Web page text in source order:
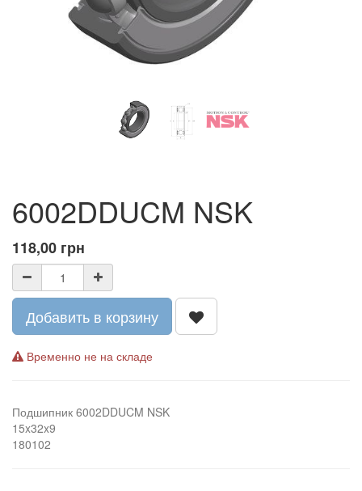
6002DDUCM NSK
118,00 грн
Добавить в корзину
Временно не на складе
Подшипник 6002DDUCM NSK
15x32x9
180102